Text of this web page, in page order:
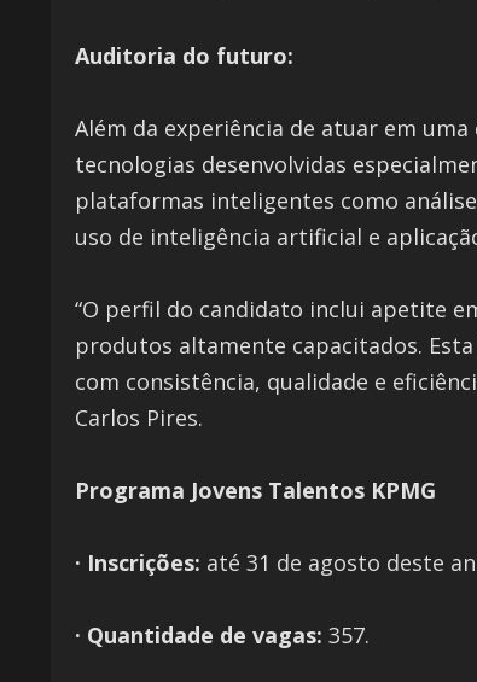
Auditoria do futuro:
Além da experiência de atuar em
tecnologias desenvolvidas
plataformas inteligentes como
uso de inteligência artificial e
“O perfil do candidato inclui apetite
produtos altamente capacitados.
com consistência, qualidade e
Carlos Pires.
Programa Jovens Talentos KPMG
· Inscrições: até 31 de agosto deste
· Quantidade de vagas: 357.